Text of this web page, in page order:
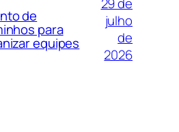
de
para
equipes
julho
de
2026